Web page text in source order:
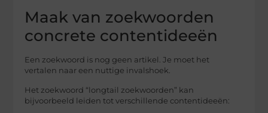
Maak van zoekwoorden
concrete contentideeën
Een zoekwoord is nog geen artikel. Je moet het
vertalen naar een nuttige invalshoek.
Het zoekwoord “longtail zoekwoorden” kan
bijvoorbeeld leiden tot verschillende contentideeën: